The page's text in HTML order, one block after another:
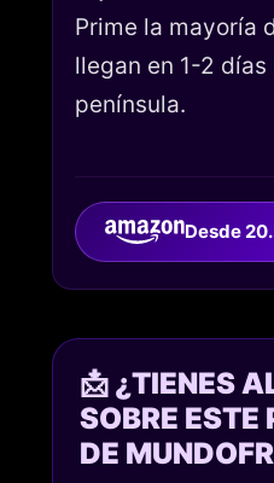
Prime la mayoría
llegan en 1-2
península.
Desde
📩 ¿TIENES
SOBRE ESTE
DE